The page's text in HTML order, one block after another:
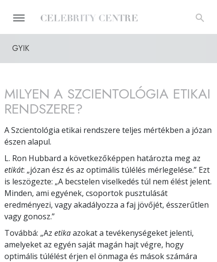
GYIK
MILYEN A SZCIENTOLÓGIA ETIKAI
RENDSZERE?
A Szcientológia etikai rendszere teljes mértékben a józan
észen alapul.
L. Ron Hubbard a következőképpen határozta meg az
etikát: „józan ész és az optimális túlélés mérlegelése.” Ezt
is leszögezte: „A becstelen viselkedés túl nem élést jelent.
Minden, ami egyének, csoportok pusztulását
eredményezi, vagy akadályozza a faj jövőjét, ésszerűtlen
vagy gonosz.”
Továbbá: „Az etikaazokat a tevékenységeket jelenti,
amelyeket az egyén saját magán hajt végre, hogy
optimális túlélést érjen el önmaga és mások számára